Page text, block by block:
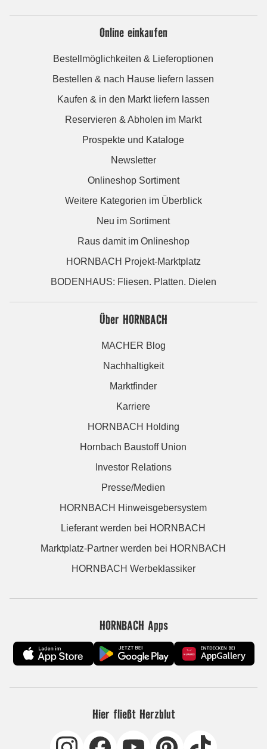
Online einkaufen
Bestellmöglichkeiten & Lieferoptionen
Bestellen & nach Hause liefern lassen
Kaufen & in den Markt liefern lassen
Reservieren & Abholen im Markt
Prospekte und Kataloge
Newsletter
Onlineshop Sortiment
Weitere Kategorien im Überblick
Neu im Sortiment
Raus damit im Onlineshop
HORNBACH Projekt-Marktplatz
BODENHAUS: Fliesen. Platten. Dielen
Über HORNBACH
MACHER Blog
Nachhaltigkeit
Marktfinder
Karriere
HORNBACH Holding
Hornbach Baustoff Union
Investor Relations
Presse/Medien
HORNBACH Hinweisgebersystem
Lieferant werden bei HORNBACH
Marktplatz-Partner werden bei HORNBACH
HORNBACH Werbeklassiker
HORNBACH Apps
Hier fließt Herzblut